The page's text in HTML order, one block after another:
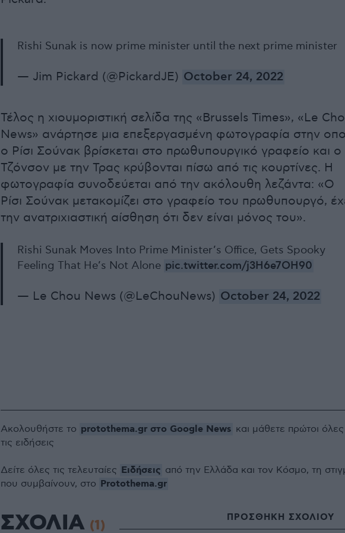
Rishi Sunak is now prime minister until the next prime minister
— Jim Pickard (@PickardJE) October 24, 2022
Τέλος η χιουμοριστική σελίδα της «Brussels Times», «Le
News» ανάρτησε μια επεξεργασμένη φωτογραφία στην
ο Ρίσι Σούνακ βρίσκεται στο πρωθυπουργικό γραφείο και ο
Τζόνσον με την Τρας κρύβονται πίσω από τις κουρτίνες. Η
φωτογραφία συνοδεύεται από την ακόλουθη λεζάντα: «Ο
Ρίσι Σούνακ μετακομίζει στο γραφείο του πρωθυπουργό,
την ανατριχιαστική αίσθηση ότι δεν είναι μόνος του».
Rishi Sunak Moves Into Prime Minister’s Office, Gets Spooky
Feeling That He’s Not Alone pic.twitter.com/j3H6e7OH90
— Le Chou News (@LeChouNews) October 24, 2022
Ακολουθήστε το protothema.gr στο Google News και μάθετε πρώτοι όλες
τις ειδήσεις
Δείτε όλες τις τελευταίες Ειδήσεις από την Ελλάδα και τον Κόσμο, τη
που συμβαίνουν, στο Protothema.gr
ΣΧΟΛΙΑ (1) ΠΡΟΣΘΗΚΗ ΣΧΟΛΙΟΥ